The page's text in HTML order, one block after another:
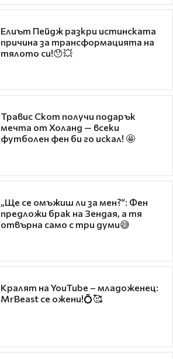
Елиът Пейдж разкри истинската
причина за трансформацията на
тялото си!😯💥
Травис Скот получи подарък
мечта от Холанд — всеки
футболен фен би го искал! 🤩
„Ще се омъжиш ли за мен?“: Фен
предложи брак на Зендая, а тя
отвърна само с три думи😅
Кралят на YouTube – младоженец:
MrBeast се ожени!💍🥰